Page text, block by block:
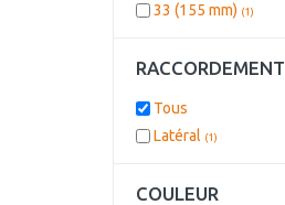
33 (155 mm) (1)
RACCORDEMENT
Tous
Latéral (1)
COULEUR